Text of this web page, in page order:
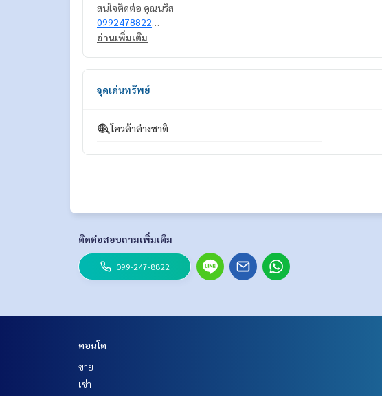
สนใจติดต่อ คุณนริส
0992478822
Line ID: naris1490
อ่านเพิ่มเติม
จุดเด่นทรัพย์
โควต้าต่างชาติ
ติดต่อสอบถามเพิ่มเติม
099-247-8822
คอนโด
ขาย
เช่า